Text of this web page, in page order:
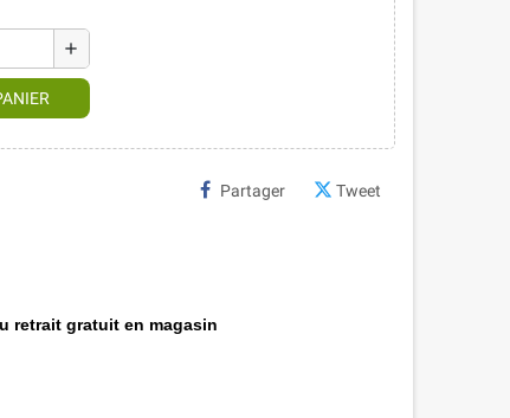
add
Partager Tweet
retrait gratuit en magasin